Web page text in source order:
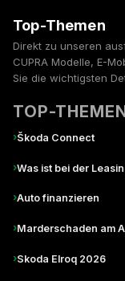
Top-Themen
Direkt zu unseren
CUPRA Modelle, E-
Sie die wichtigsten
TOP-
›Škoda Connect
›Was ist bei der
›Auto finanzieren
›Marderschaden am
›Skoda Elroq 2026